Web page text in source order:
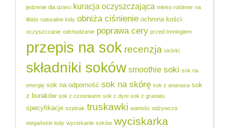
jedzenie dla dzieci kuracja oczyszczająca mleko roślinne na
libido naturalne lody obniża ciśnienie ochrona kości
oczyszczanie odchudzanie poprawa cery przed treningiem
przepis na sok recenzja skórki
składniki soków smoothie soki sok na
energię sok na odporność sok na skórę sok z ananasa sok
z buraków sok z czosnkiem sok z dyni sok z granatu
specyfikacje szpinak truskawki wartośc odżywcza
wegańskie lody wyciskanie soków wyciskarka